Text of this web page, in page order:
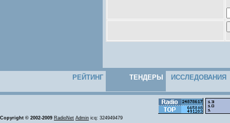
РЕЙТИНГ ТЕНДЕРЫ ИССЛЕДОВАНИЯ
Copyright © 2002-2009 RadioNet Admin icq: 324949479